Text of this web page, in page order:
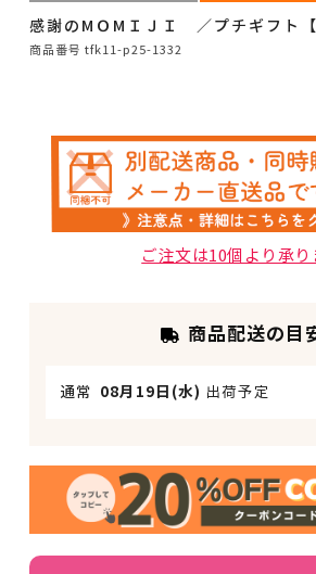
感謝のMＯMＩＪＩ ／プチギフト【
商品番号 tfk11-p25-1332
ご注文は10個より承り
商品配送の目
通常 08月19日(水) 出荷予定